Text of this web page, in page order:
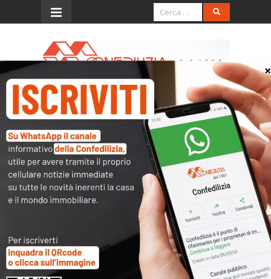
Menu
Il Giornale d’Italia –
11.6.2016 – Utilizzo dei
voucher, si corre ai ripari